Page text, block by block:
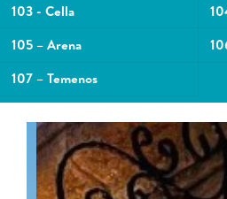
103 - Cella
105 – Arena
107 – Temenos